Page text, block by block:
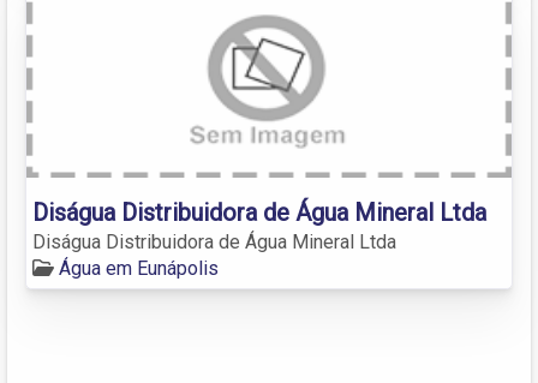
Diságua Distribuidora de Água Mineral Ltda
Diságua Distribuidora de Água Mineral Ltda
Água em Eunápolis